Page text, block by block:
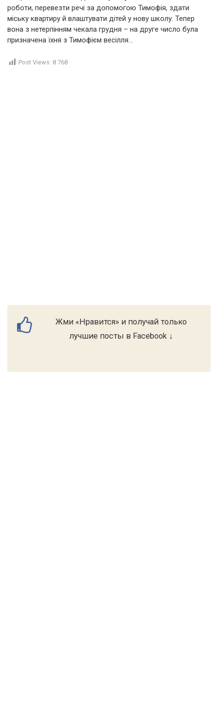
роботи, перевезти речі за допомогою Тимофія, здати
міську квартиру й влаштувати дітей у нову школу. Тепер
вона з нетерпінням чекала грудня – на друге число була
призначена їхня з Тимофієм весілля…
Post Views: 8 768
Жми «Нравится» и получай только
лучшие посты в Facebook ↓